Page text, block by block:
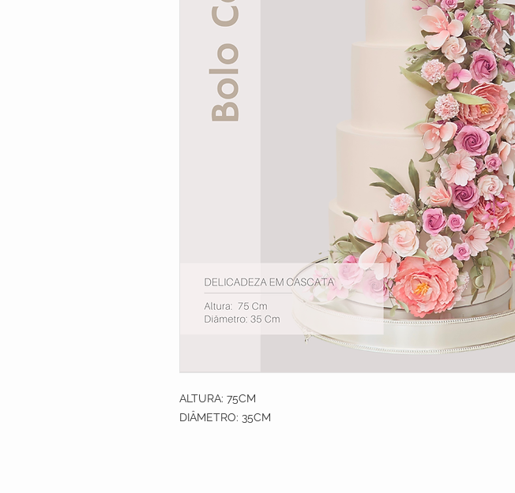
ALTURA: 75CM
DIÂMETRO: 35CM